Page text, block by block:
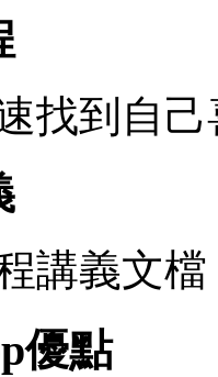
找到自
講義文
優點